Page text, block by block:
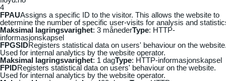
4
FPAUAssigns a specific ID to the visitor. This allows the website to
determine the number of specific user-visits for analysis and
Maksimal lagringsvarighet: 3 månederType: HTTP-
informasjonskapsel
FPGSIDRegisters statistical data on users' behaviour on the
Used for internal analytics by the website operator.
Maksimal lagringsvarighet: 1 dagType: HTTP-informasjonskapsel
FPIDRegisters statistical data on users' behaviour on the website.
Used for internal analytics by the website operator.